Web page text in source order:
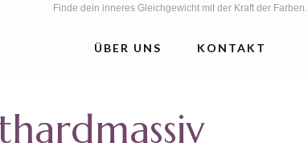
Finde dein inneres Gleichgewicht mit der Kraft der Farben.
ÜBER UNS KONTAKT